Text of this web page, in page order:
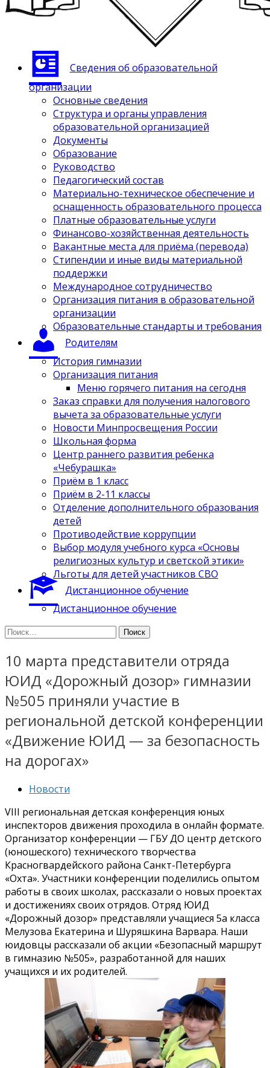
Сведения об образовательной
организации
Основные сведения
Структура и органы управления
образовательной организацией
Документы
Образование
Руководство
Педагогический состав
Материально-техническое обеспечение и
оснащенность образовательного процесса
Платные образовательные услуги
Финансово-хозяйственная деятельность
Вакантные места для приёма (перевода)
Стипендии и иные виды материальной
поддержки
Международное сотрудничество
Организация питания в образовательной
организации
Образовательные стандарты и требования
Родителям
История гимназии
Организация питания
Меню горячего питания на сегодня
Заказ справки для получения налогового
вычета за образовательные услуги
Новости Минпросвещения России
Школьная форма
Центр раннего развития ребенка
«Чебурашка»
Приём в 1 класс
Приём в 2-11 классы
Отделение дополнительного образования
детей
Противодействие коррупции
Выбор модуля учебного курса «Основы
религиозных культур и светской этики»
Льготы для детей участников СВО
Дистанционное обучение
Дистанционное обучение
Найти:
10 марта представители отряда
ЮИД «Дорожный дозор» гимназии
№505 приняли участие в
региональной детской конференции
«Движение ЮИД — за безопасность
на дорогах»
Новости
VIII региональная детская конференция юных
инспекторов движения проходила в онлайн формате.
Организатор конференции — ГБУ ДО центр детского
(юношеского) технического творчества
Красногвардейского района Санкт-Петербурга
«Охта». Участники конференции поделились опытом
работы в своих школах, рассказали о новых проектах
и достижениях своих отрядов. Отряд ЮИД
«Дорожный дозор» представляли учащиеся 5а класса
Мелузова Екатерина и Шуряшкина Варвара. Наши
юидовцы рассказали об акции «Безопасный маршрут
в гимназию №505», разработанной для наших
учащихся и их родителей.